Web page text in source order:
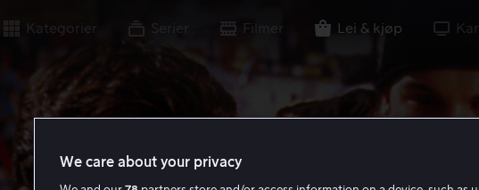
Kategorier Serier Filmer Lei & kjøp
We care about your privacy